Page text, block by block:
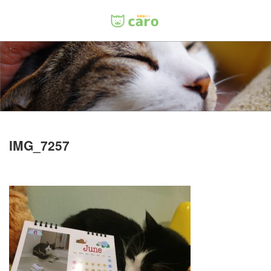
IMG_7257
Menu
ホーム
料金
里親について
お問い合わせ